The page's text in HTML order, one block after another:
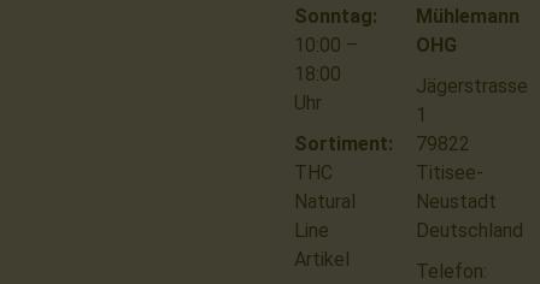
Mühlemann
OHG
Jägerstrasse
1
79822
Titisee-
Neustadt
Deutschland
Telefon:
Sonntag:
10:00 –
18:00
Uhr
Sortiment:
THC
Natural
Line
Artikel